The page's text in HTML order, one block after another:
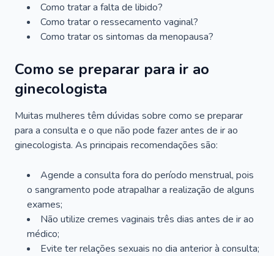
Como tratar a falta de libido?
Como tratar o ressecamento vaginal?
Como tratar os sintomas da menopausa?
Como se preparar para ir ao
ginecologista
Muitas mulheres têm dúvidas sobre como se preparar
para a consulta e o que não pode fazer antes de ir ao
ginecologista. As principais recomendações são:
Agende a consulta fora do período menstrual, pois
o sangramento pode atrapalhar a realização de alguns
exames;
Não utilize cremes vaginais três dias antes de ir ao
médico;
Evite ter relações sexuais no dia anterior à consulta;